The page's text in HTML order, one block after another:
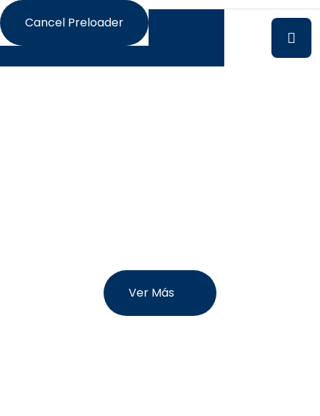
Cancel Preloader
Ver Más